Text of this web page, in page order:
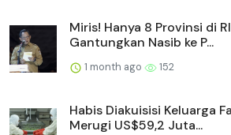
Miris! Hanya 8 Provinsi di
Gantungkan Nasib ke P...
1 month ago 152
Habis Diakuisisi Keluarga
Merugi US$59,2 Juta...